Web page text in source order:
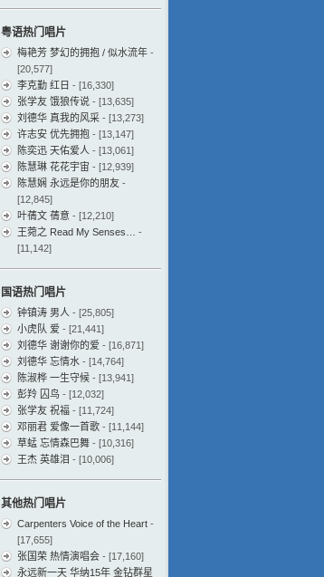
粤语热门唱片
梅艳芳 梦幻的拥抱 / 似水流年 -
[20,577]
李克勤 红日 - [16,330]
张学友 饿狼传说 - [13,635]
刘德华 真我的风采 - [13,273]
许志安 优先拥抱 - [13,147]
陈奕迅 天佑爱人 - [13,061]
陈慧琳 花花宇宙 - [12,939]
陈慧娴 永远是你的朋友 -
[12,845]
叶蒨文 蒨意 - [12,210]
王菀之 Read My Senses…
-
[11,142]
国语热门唱片
钟镇涛 男人 - [25,805]
小虎队 爱 - [21,441]
刘德华 谢谢你的爱 - [16,871]
刘德华 忘情水 - [14,764]
陈淑桦 一生守候 - [13,941]
彭羚 囚鸟 - [12,032]
张学友 祝福 - [11,724]
邓丽君 爱像一首歌 - [11,144]
草蜢 忘情森巴舞 - [10,316]
王杰 英雄泪 - [10,006]
其他热门唱片
Carpenters Voice of the Heart -
[17,655]
张国荣 热情演唱会 - [17,160]
永远新一天 华纳15年 金钻群星